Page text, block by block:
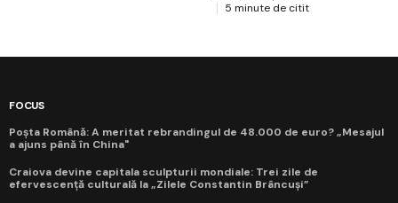
5 minute de citit
FOCUS
Poșta Română: A meritat rebrandingul de 48.000 de euro? „Mesajul
a ajuns până în China"
Craiova devine capitala sculpturii mondiale: Trei zile de
efervescență culturală la „Zilele Constantin Brâncuși”